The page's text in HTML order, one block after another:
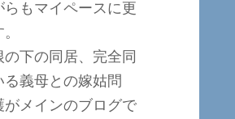
らもマイペースに更
の下の同居、完全同
る義母との嫁姑問
がメインのブログで